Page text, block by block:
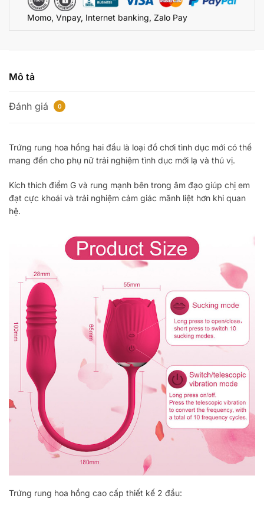
mạnh
G
lượng
Momo, Vnpay, Internet banking, Zalo Pay
Mô tả
Đánh giá 0
Trứng rung hoa hồng hai đầu là loại đồ chơi tình dục mới có thể
mang đến cho phụ nữ trải nghiệm tình dục mới lạ và thú vị.
Kích thích điểm G và rung mạnh bên trong âm đạo giúp chị em
đạt cực khoái và trải nghiệm cảm giác mãnh liệt hơn khi quan
hệ.
Trứng rung hoa hồng cao cấp thiết kế 2 đầu: